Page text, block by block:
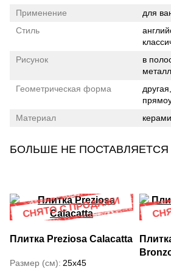
Применение
для
Стиль
Рисунок
в
Геометрическая форма
Материал
БОЛЬШЕ НЕ ПОСТАВЛЯЕТСЯ
Плитка Preziosa Calacatta
Размер (см) 25x45